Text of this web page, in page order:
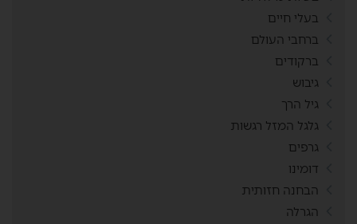
בעלי חיים
ברחבי העולם
ברקודים
גיבוש
גיל הרך
גלגל המזל רגשות
גרפים
דומינו
הבחנה חזותית
הגרלה